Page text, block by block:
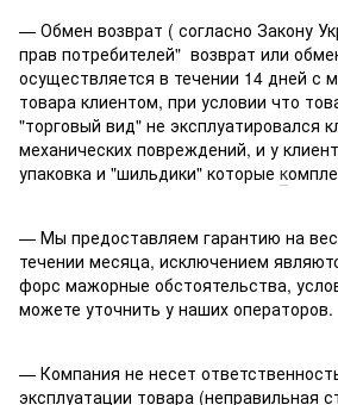
— Обмен возврат ( согласно Закону
прав потребителей" возврат или
осуществляется в течении 14 дней с
товара клиентом, при условии что
"торговый вид" не эксплуатировался
механических повреждений, и у
упаковка и "шильдики" которые к
— Мы предоставляем гарантию на
течении месяца, исключением
форс мажорные обстоятельства,
можете уточнить у наших операторов.
— Компания не несет
эксплуатации товара (неправильная